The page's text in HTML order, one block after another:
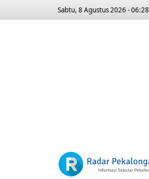
Sabtu, 8 Agustus 2026 - 06:28